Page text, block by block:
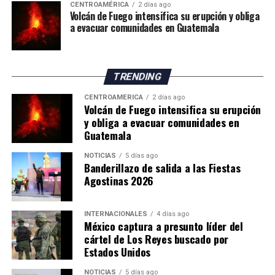
de los servicios de emergencia en la zona.
CENTROAMÉRICA 2 días ago
Volcán de Fuego intensifica su erupción y obliga
a evacuar comunidades en Guatemala
TRENDING
CENTROAMÉRICA 2 días ago
Volcán de Fuego intensifica su erupción
y obliga a evacuar comunidades en
Guatemala
NOTICIAS 5 días ago
Banderillazo de salida a las Fiestas
Agostinas 2026
INTERNACIONALES 4 días ago
México captura a presunto líder del
cártel de Los Reyes buscado por
Estados Unidos
NOTICIAS 5 días ago